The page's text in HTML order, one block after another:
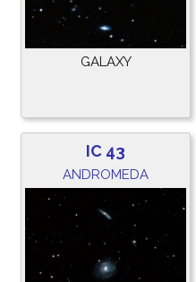
GALAXY
IC 43
ANDROMEDA